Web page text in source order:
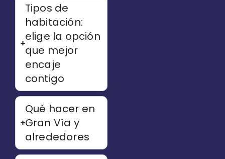
Tipos de
habitación:
elige la opción
que mejor
encaje
contigo
Qué hacer en
Gran Vía y
alrededores